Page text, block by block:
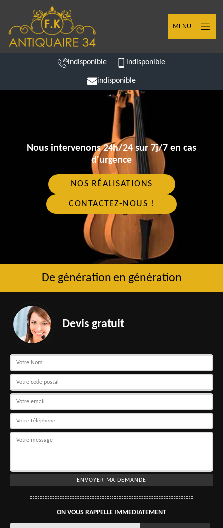
MENU
indisponible indisponible
indisponible
Nous intervenons 24h/24 sur 7j/7 en cas
d'urgence
NOS RÉALISATIONS
CONTACTEZ-NOUS !
De génération en génération
Devis gratuit
ON VOUS RAPPELLE IMMEDIATEMENT